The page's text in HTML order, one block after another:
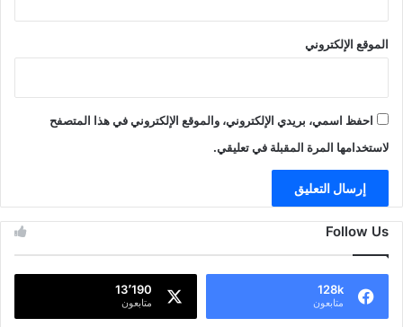
الموقع الإلكتروني
احفظ اسمي، بريدي الإلكتروني، والموقع الإلكتروني في هذا المتصفح
لاستخدامها المرة المقبلة في تعليقي.
Follow Us
128k
متابعون
13٬190
متابعون